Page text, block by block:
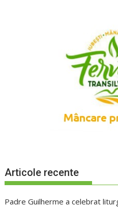
Articole recente
Padre Guilherme a celebrat